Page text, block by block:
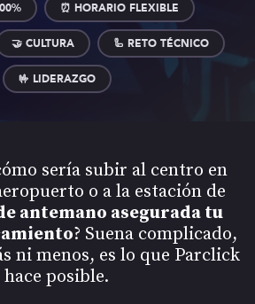
⏰ HORARIO FLEXIBLE
🤝 CULTURA 🦾 RETO TÉCNICO
🤟 LIDERAZGO
sería subir al centro en
o a la estación de
antemano asegurada tu
? Suena complicado,
ni menos, es lo que Parclick
hace posible.